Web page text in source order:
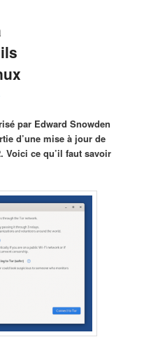
par Edward Snowden
d’une mise à jour de
Voici ce qu’il faut savoir